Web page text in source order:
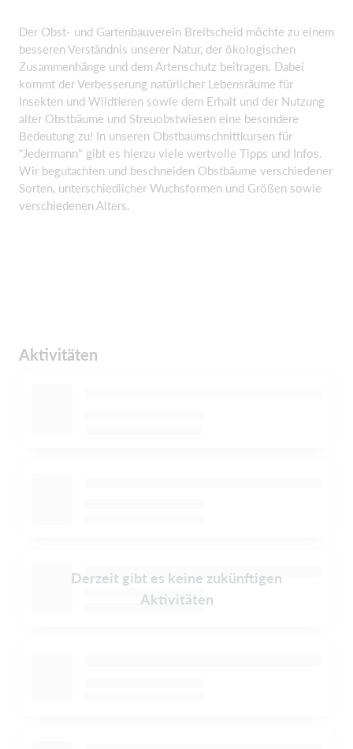
Der Obst- und Gartenbauverein Breitscheid möchte zu einem
besseren Verständnis unserer Natur, der ökologischen
Zusammenhänge und dem Artenschutz beitragen. Dabei
kommt der Verbesserung natürlicher Lebensräume für
Insekten und Wildtieren sowie dem Erhalt und der Nutzung
alter Obstbäume und Streuobstwiesen eine besondere
Bedeutung zu! In unseren Obstbaumschnittkursen für
"Jedermann" gibt es hierzu viele wertvolle Tipps und Infos.
Wir begutachten und beschneiden Obstbäume verschiedener
Sorten, unterschiedlicher Wuchsformen und Größen sowie
verschiedenen Alters.
Aktivitäten
Derzeit gibt es keine zukünftigen
Aktivitäten